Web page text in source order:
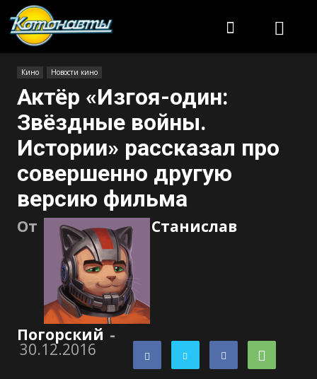
Кино Новости кино
Актёр «Изгоя-один:
Звёздные войны.
Истории» рассказал про
совершенно другую
версию фильма
От Станислав
Погорский -
30.12.2016